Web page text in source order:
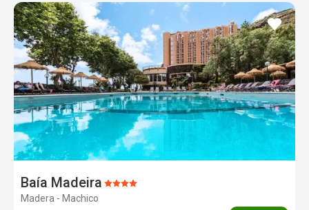
Baía Madeira Ocena:
Madera - Machico
dodaj
do